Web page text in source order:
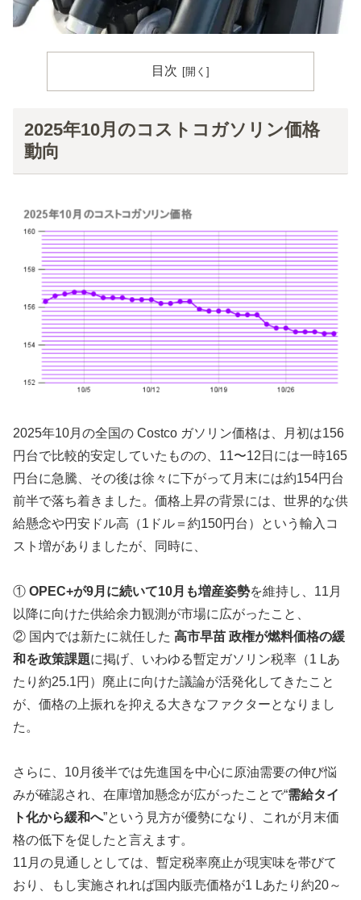
目次
2025年10月のコストコガソリン価格
動向
2025年10月の全国の Costco ガソリン価格は、月初は156
円台で比較的安定していたものの、11〜12日には一時165
円台に急騰、その後は徐々に下がって月末には約154円台
前半で落ち着きました。価格上昇の背景には、世界的な供
給懸念や円安ドル高（1ドル＝約150円台）という輸入コ
スト増がありましたが、同時に、
① OPEC+が9月に続いて10月も増産姿勢を維持し、11月
以降に向けた供給余力観測が市場に広がったこと、
② 国内では新たに就任した 高市早苗 政権が燃料価格の緩
和を政策課題に掲げ、いわゆる暫定ガソリン税率（1 Lあ
たり約25.1円）廃止に向けた議論が活発化してきたこと
が、価格の上振れを抑える大きなファクターとなりまし
た。
さらに、10月後半では先進国を中心に原油需要の伸び悩
みが確認され、在庫増加懸念が広がったことで“需給タイ
ト化から緩和へ”という見方が優勢になり、これが月末価
格の低下を促したと言えます。
11月の見通しとしては、暫定税率廃止が現実味を帯びて
おり、もし実施されれば国内販売価格が1 Lあたり約20～